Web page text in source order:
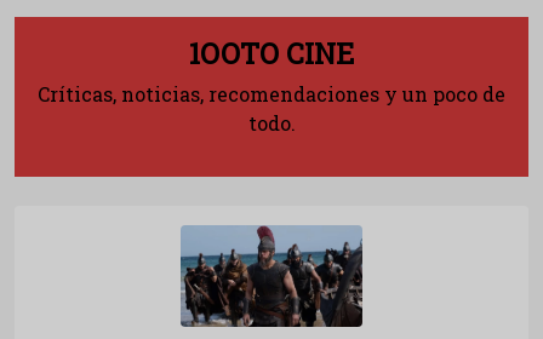
1OOTO CINE
Críticas, noticias, recomendaciones y un poco de
todo.